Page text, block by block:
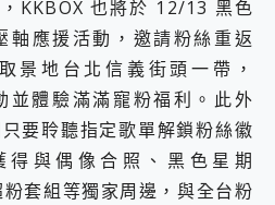
KKBOX 也將於 12/13 黑色
軸應援活動，邀請粉絲重返
景地台北信義街頭一帶，
體驗滿滿寵粉福利。此外
要聆聽指定歌單解鎖粉絲徽
與偶像合照、黑色星期
套組等獨家周邊，與全台粉